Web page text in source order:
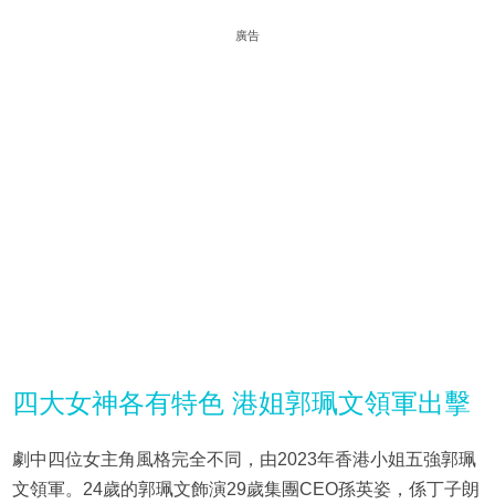
廣告
四大女神各有特色 港姐郭珮文領軍出擊
劇中四位女主角風格完全不同，由2023年香港小姐五強郭珮
文領軍。24歲的郭珮文飾演29歲集團CEO孫英姿，係丁子朗